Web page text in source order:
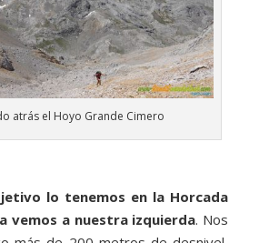
atrás el Hoyo Grande Cimero
lo tenemos en la Horcada
vemos a nuestra izquierda. Nos